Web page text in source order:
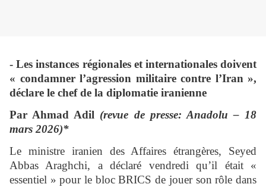
- Les instances régionales et internationales doivent
« condamner l’agression militaire contre l’Iran »,
déclare le chef de la diplomatie iranienne
Par Ahmad Adil (revue de presse: Anadolu – 18
mars 2026)*
Le ministre iranien des Affaires étrangères, Seyed
Abbas Araghchi, a déclaré vendredi qu’il était «
essentiel » pour le bloc BRICS de jouer son rôle dans